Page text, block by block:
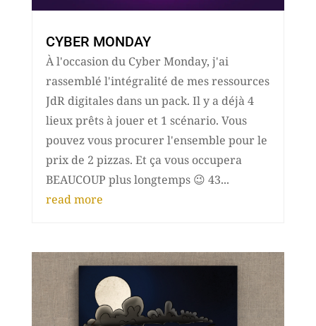
CYBER MONDAY
À l'occasion du Cyber Monday, j'ai
rassemblé l'intégralité de mes ressources
JdR digitales dans un pack. Il y a déjà 4
lieux prêts à jouer et 1 scénario. Vous
pouvez vous procurer l'ensemble pour le
prix de 2 pizzas. Et ça vous occupera
BEAUCOUP plus longtemps 😉 43...
read more